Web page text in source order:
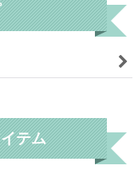
テム